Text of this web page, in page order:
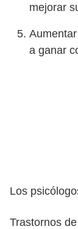
mejorar
a ganar
Los
Trastornos